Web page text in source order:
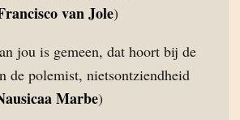
van Jole)
jou is gemeen, dat hoort bij de
de polemist, nietsontziendheid
Marbe)